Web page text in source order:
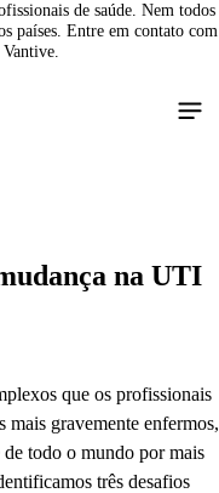
de saúde. Nem todos
países. Entre em contato com
na UTI
que os profissionais
mais gravemente enfermos,
todo o mundo por mais
três desafios